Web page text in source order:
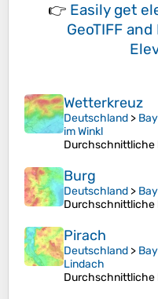
👉 Easily get
GeoTIFF
Wetterkreuz
Deutschland >
im Winkl
Durchschnittliche
Burg
Deutschland >
Durchschnittliche
Pirach
Deutschland >
Lindach
Durchschnittliche